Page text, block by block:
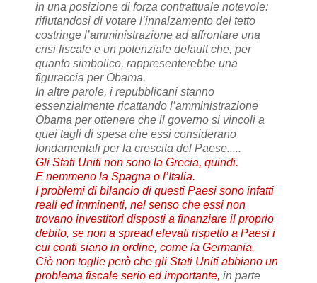
in una posizione di forza contrattuale notevole:
rifiutandosi di votare l’innalzamento del tetto
costringe l’amministrazione ad affrontare una
crisi fiscale e un potenziale default che, per
quanto simbolico, rappresenterebbe una
figuraccia per Obama.
In altre parole, i repubblicani stanno
essenzialmente ricattando l’amministrazione
Obama per ottenere che il governo si vincoli a
quei tagli di spesa che essi considerano
fondamentali per la crescita del Paese.....
Gli Stati Uniti non sono la Grecia, quindi.
E nemmeno la Spagna o l’Italia.
I problemi di bilancio di questi Paesi sono infatti
reali ed imminenti, nel senso che essi non
trovano investitori disposti a finanziare il proprio
debito, se non a spread elevati rispetto a Paesi i
cui conti siano in ordine, come la Germania.
Ciò non toglie però che gli Stati Uniti abbiano un
problema fiscale serio ed importante, in parte